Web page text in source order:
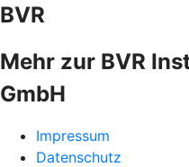
BVR
Mehr zur BVR
GmbH
Impressum
Datenschutz